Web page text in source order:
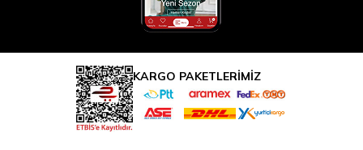
KARGO PAKETLERİMİZ